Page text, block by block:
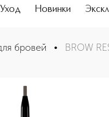
Уход Новинки
бровей
бровей • BROW